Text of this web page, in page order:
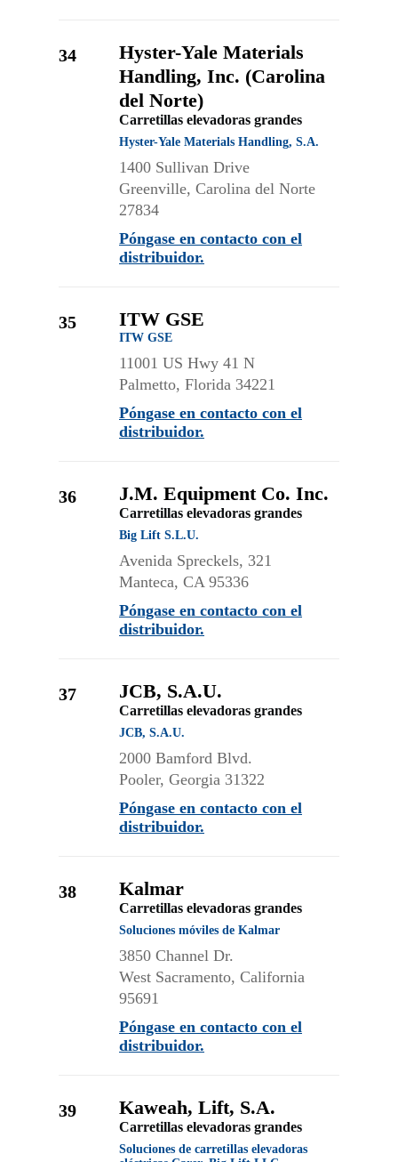
34
Hyster-Yale Materials
Handling, Inc. (Carolina
del Norte)
Carretillas elevadoras grandes
Hyster-Yale Materials Handling, S.A.
1400 Sullivan Drive
Greenville, Carolina del Norte
27834
Póngase en contacto con el
distribuidor.
35 ITW GSE
ITW GSE
11001 US Hwy 41 N
Palmetto, Florida 34221
Póngase en contacto con el
distribuidor.
36 J.M. Equipment Co. Inc.
Carretillas elevadoras grandes
Big Lift S.L.U.
Avenida Spreckels, 321
Manteca, CA 95336
Póngase en contacto con el
distribuidor.
37 JCB, S.A.U.
Carretillas elevadoras grandes
JCB, S.A.U.
2000 Bamford Blvd.
Pooler, Georgia 31322
Póngase en contacto con el
distribuidor.
38 Kalmar
Carretillas elevadoras grandes
Soluciones móviles de Kalmar
3850 Channel Dr.
West Sacramento, California
95691
Póngase en contacto con el
distribuidor.
39 Kaweah, Lift, S.A.
Carretillas elevadoras grandes
Soluciones de carretillas elevadoras